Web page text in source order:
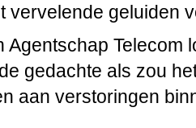
vervelende geluiden
Agentschap Telecom
gedachte als zou
aan verstoringen